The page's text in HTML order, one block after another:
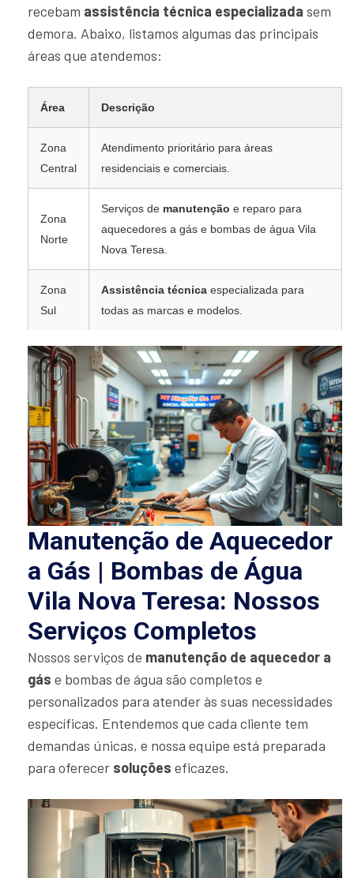
recebam assistência técnica especializada sem
demora. Abaixo, listamos algumas das principais
áreas que atendemos:
Área Descrição
Zona
Central
Atendimento prioritário para áreas
residenciais e comerciais.
Zona
Norte
Serviços de manutenção e reparo para
aquecedores a gás e bombas de água Vila
Nova Teresa.
Zona
Sul
Assistência técnica especializada para
todas as marcas e modelos.
Manutenção de Aquecedor
a Gás | Bombas de Água
Vila Nova Teresa: Nossos
Serviços Completos
Nossos serviços de manutenção de aquecedor a
gás e bombas de água são completos e
personalizados para atender às suas necessidades
específicas. Entendemos que cada cliente tem
demandas únicas, e nossa equipe está preparada
para oferecer soluções eficazes.